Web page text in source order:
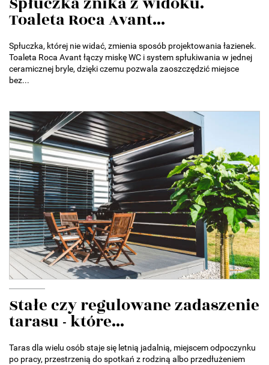
Toaleta Roca Avant...
Spłuczka, której nie widać, zmienia sposób projektowania łazienek.
Toaleta Roca Avant łączy miskę WC i system spłukiwania w jednej
ceramicznej bryle, dzięki czemu pozwala zaoszczędzić miejsce
bez...
Stałe czy regulowane zadaszenie
tarasu - które...
Taras dla wielu osób staje się letnią jadalnią, miejscem odpoczynku
po pracy, przestrzenią do spotkań z rodziną albo przedłużeniem